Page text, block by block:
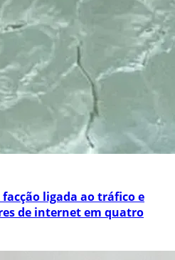
ligada ao tráfico e
de internet em quatro